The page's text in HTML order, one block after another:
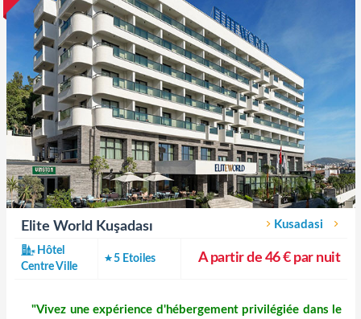
Elite World Kuşadası Kusadasi
Hôtel
Centre Ville
5 Etoiles A partir de 46 € par nuit
"Vivez une expérience d'hébergement privilégiée dans le